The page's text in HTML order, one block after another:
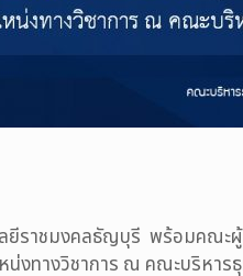
ราชมงคลธัญบุรี พร้อมคณะ
น่งทางวิชาการ ณ คณะบริหา